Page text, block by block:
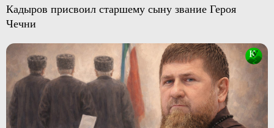
Кадыров присвоил старшему сыну звание Героя
Чечни